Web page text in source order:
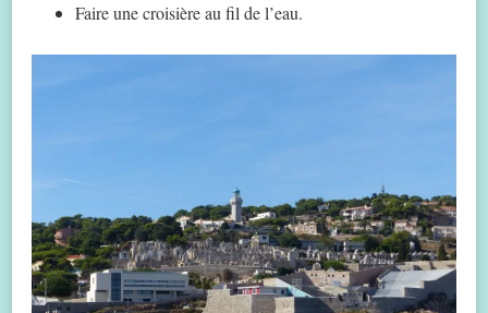
Faire une croisière au fil de l’eau.